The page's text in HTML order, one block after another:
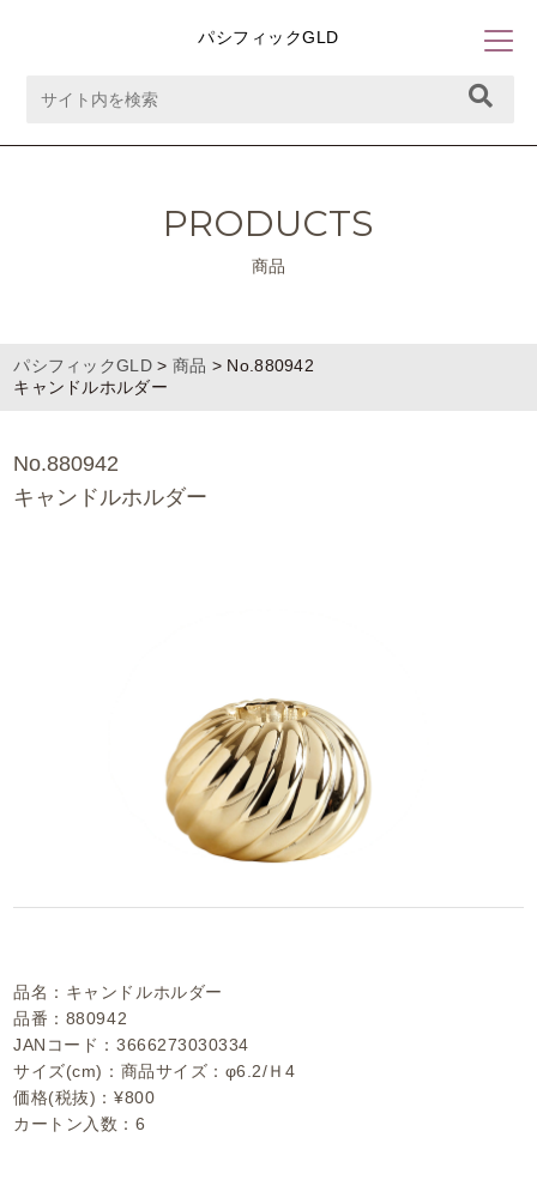
パシフィックGLD
PRODUCTS
商品
パシフィックGLD> 商品 > No.880942
キャンドルホルダー
No.880942
キャンドルホルダー
品名：キャンドルホルダー
品番：880942
JANコード：3666273030334
サイズ(cm)：商品サイズ：φ6.2/Ｈ4
価格(税抜)：¥800
カートン入数：6